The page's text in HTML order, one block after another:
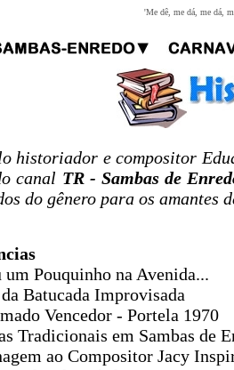
'Me dê, me dá, me dá,
historiador e compositor
canal TR - Sambas de
do gênero para os amantes
Pouquinho na Avenida...
Batucada Improvisada
Vencedor - Portela 1970
Tradicionais em Sambas de
ao Compositor Jacy